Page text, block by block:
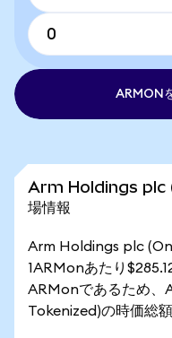
ARMON
Arm Holdings plc
場情報
Arm Holdings plc
1ARMonあたり
ARMonであるため
Tokenized)の時価総